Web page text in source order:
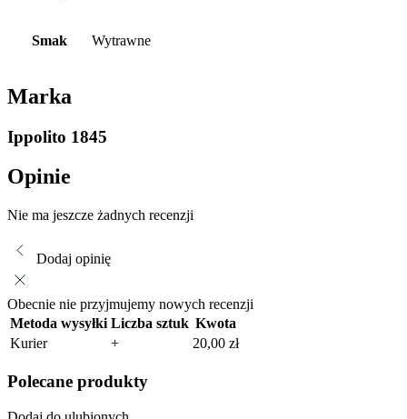
Smak Wytrawne
Marka
Ippolito 1845
Opinie
Nie ma jeszcze żadnych recenzji
Dodaj opinię
Obecnie nie przyjmujemy nowych recenzji
Metoda wysyłki Liczba sztuk Kwota
Kurier
+ 20,00 zł
Polecane produkty